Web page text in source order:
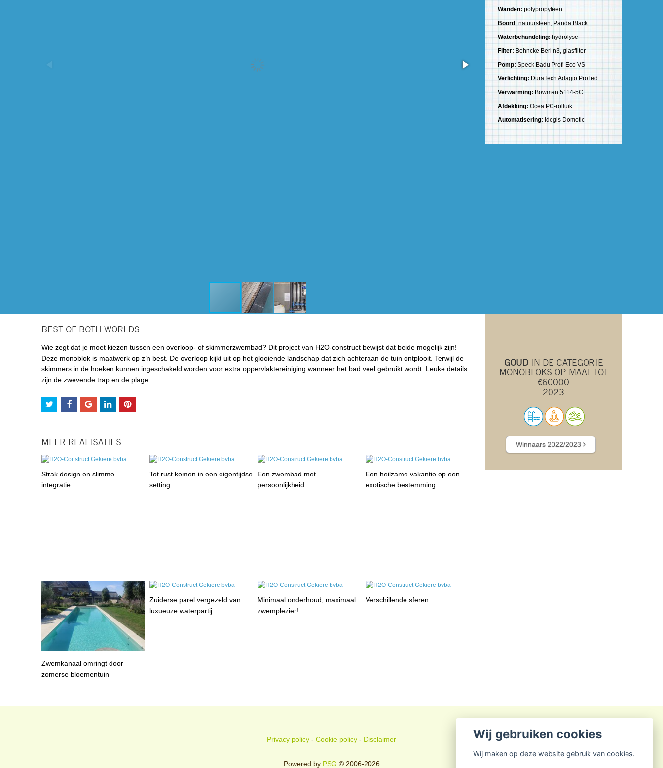
Wanden: polypropyleen
Boord: natuursteen, Panda Black
Waterbehandeling:hydrolyse
Filter: Behncke Berlin3, glasfilter
Pomp: Speck Badu Profi Eco VS
Verlichting: DuraTech Adagio Pro led
Verwarming: Bowman 5114-5C
Afdekking: Ocea PC-rolluik
Automatisering: Idegis Domotic
BEST OF BOTH WORLDS
Wie zegt dat je moet kiezen tussen een overloop- of skimmerzwembad? Dit project van H2O-construct bewijst dat beide mogelijk zijn!
Deze monoblok is maatwerk op z’n best. De overloop kijkt uit op het glooiende landschap dat zich achteraan de tuin ontplooit. Terwijl de
skimmers in de hoeken kunnen ingeschakeld worden voor extra oppervlaktereiniging wanneer het bad veel gebruikt wordt. Leuke details
zijn de zwevende trap en de plage.
MEER REALISATIES
Strak design en slimme
integratie
Tot rust komen in een eigentijdse
setting
Een zwembad met
persoonlijkheid
Een heilzame vakantie op een
exotische bestemming
Zwemkanaal omringt door
zomerse bloementuin
Zuiderse parel vergezeld van
luxueuze waterpartij
Minimaal onderhoud, maximaal
zwemplezier!
Verschillende sferen
GOUDIN DE CATEGORIE
MONOBLOKS OP MAAT TOT
€60000
2023
Winnaars 2022/2023
Privacy policy - Cookie policy - Disclaimer
Powered by PSG © 2006-2026
Wij gebruiken cookies
Wij maken op deze website gebruik van cookies.